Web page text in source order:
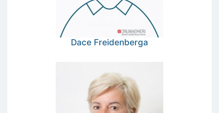
Dace Freidenberga